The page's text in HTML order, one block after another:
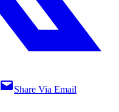
Share Via Email